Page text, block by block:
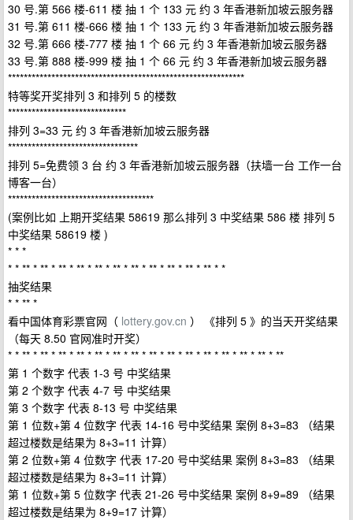
30 号.第 566 楼-611 楼 抽 1 个 133 元 约 3 年香港新加坡云服务器
31 号.第 611 楼-666 楼 抽 1 个 133 元 约 3 年香港新加坡云服务器
32 号.第 666 楼-777 楼 抽 1 个 66 元 约 3 年香港新加坡云服务器
33 号.第 888 楼-999 楼 抽 1 个 66 元 约 3 年香港新加坡云服务器
************************************************************
特等奖开奖排列 3 和排列 5 的楼数
******************************
排列 3=33 元 约 3 年香港新加坡云服务器
*********************************
排列 5=免费领 3 台 约 3 年香港新加坡云服务器（扶墙一台 工作一台
博客一台）
*************************************
(案例比如 上期开奖结果 58619 那么排列 3 中奖结果 586 楼 排列 5
中奖结果 58619 楼 )
* * *
* * ** * ** * ** * ** * ** * ** * ** * ** * ** * ** * ** * *
抽奖结果
* * ** *
看中国体育彩票官网（ lottery.gov.cn ） 《排列 5 》的当天开奖结果
（每天 8.50 官网准时开奖）
* * ** * ** * ** * ** * ** * ** * ** * ** * ** * ** * ** * ** * ** * ** * **
第 1 个数字 代表 1-3 号 中奖结果
第 2 个数字 代表 4-7 号 中奖结果
第 3 个数字 代表 8-13 号 中奖结果
第 1 位数+第 4 位数字 代表 14-16 号中奖结果 案例 8+3=83 （结果
超过楼数是结果为 8+3=11 计算）
第 2 位数+第 4 位数字 代表 17-20 号中奖结果 案例 8+3=83 （结果
超过楼数是结果为 8+3=11 计算）
第 1 位数+第 5 位数字 代表 21-26 号中奖结果 案例 8+9=89 （结果
超过楼数是结果为 8+9=17 计算）